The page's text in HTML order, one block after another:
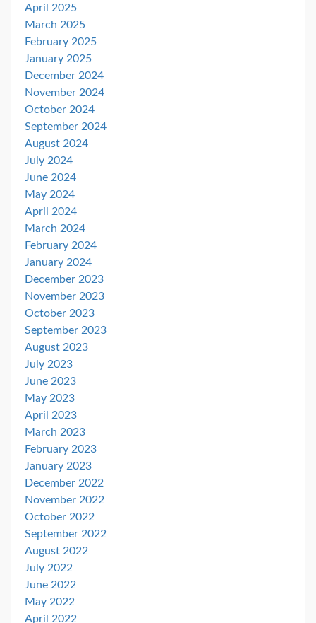
April 2025
March 2025
February 2025
January 2025
December 2024
November 2024
October 2024
September 2024
August 2024
July 2024
June 2024
May 2024
April 2024
March 2024
February 2024
January 2024
December 2023
November 2023
October 2023
September 2023
August 2023
July 2023
June 2023
May 2023
April 2023
March 2023
February 2023
January 2023
December 2022
November 2022
October 2022
September 2022
August 2022
July 2022
June 2022
May 2022
April 2022